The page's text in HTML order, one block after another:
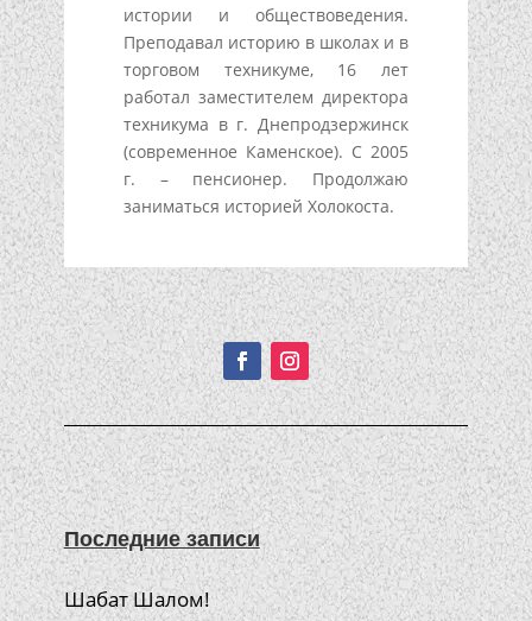
истории и обществоведения.
Преподавал историю в школах и в
торговом техникуме, 16 лет
работал заместителем директора
техникума в г. Днепродзержинск
(современное Каменское). С 2005
г. – пенсионер. Продолжаю
заниматься историей Холокоста.
Подписывайтесь!
Последние записи
Шабат Шалом!